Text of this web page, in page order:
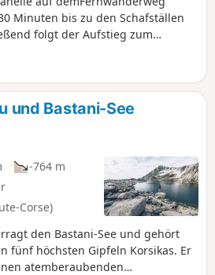
Minuten bis zu den Schafställen
folgt der Aufstieg zum
See in Haute-Corse ist einer
Korsikas. Dieser wunderschöne
der 7 Monate im Jahr zugefroren
smaragdgrüne Farbe dem
und Bastani-See
-764 m
Corse)
den Bastani-See und gehört
fünf höchsten Gipfeln Korsikas. Er
atemberaubenden